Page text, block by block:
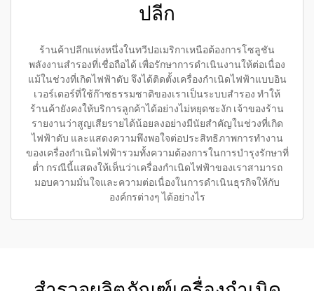
ปลีก
ร้านค้าปลีกแห่งหนึ่งในทวีปอเมริกาเหนือต้องการโซลูชัน
พลังงานสำรองที่เชื่อถือได้ เพื่อรักษาการดำเนินงานให้ต่อเนื่อง
แม้ในช่วงที่เกิดไฟฟ้าดับ จึงได้ติดตั้งเครื่องกำเนิดไฟฟ้าแบบอิน
เวอร์เตอร์ที่ใช้ก๊าซธรรมชาติของเราเป็นระบบสำรอง ทำให้
ร้านค้ายังคงให้บริการลูกค้าได้อย่างไม่หยุดชะงัก เจ้าของร้าน
รายงานว่าสูญเสียรายได้น้อยลงอย่างมีนัยสำคัญในช่วงที่เกิด
ไฟฟ้าดับ และแสดงความพึงพอใจต่อประสิทธิภาพการทำงาน
ของเครื่องกำเนิดไฟฟ้ารวมทั้งความต้องการในการบำรุงรักษาที่
ต่ำ กรณีนี้แสดงให้เห็นว่าเครื่องกำเนิดไฟฟ้าของเราสามารถ
มอบความมั่นใจและความต่อเนื่องในการดำเนินธุรกิจให้กับ
องค์กรต่างๆ ได้อย่างไร